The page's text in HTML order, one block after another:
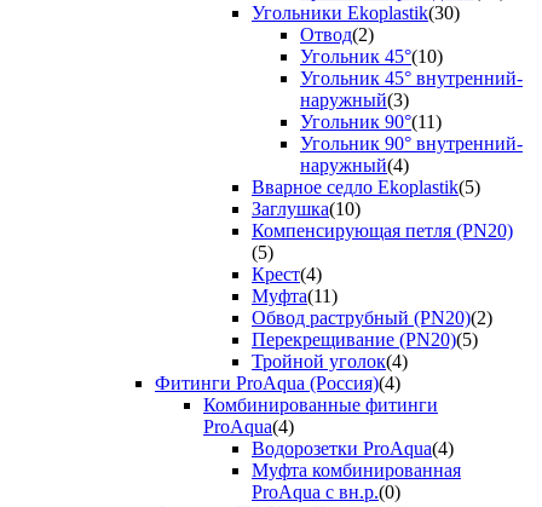
Угольники Ekoplastik(30)
Отвод(2)
Угольник 45°(10)
Угольник 45° внутренний-
наружный(3)
Угольник 90°(11)
Угольник 90° внутренний-
наружный(4)
Вварное седло Ekoplastik(5)
Заглушка(10)
Компенсирующая петля (PN20)
(5)
Крест(4)
Муфта(11)
Обвод раструбный (PN20)(2)
Перекрещивание (PN20)(5)
Тройной уголок(4)
Фитинги ProAqua (Россия)(4)
Комбинированные фитинги
ProAqua(4)
Водорозетки ProAqua(4)
Муфта комбинированная
ProAqua с вн.р.(0)